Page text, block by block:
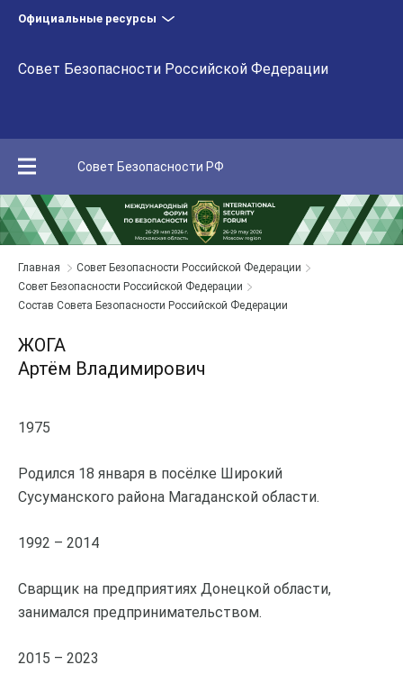
Официальные ресурсы
Совет Безопасности Российской Федерации
Совет Безопасности РФ
Главная
Совет Безопасности Российской Федерации
Совет Безопасности Российской Федерации
Состав Совета Безопасности Российской Федерации
ЖОГА
Артём Владимирович
1975
Родился 18 января в посёлке Широкий
Сусуманского района Магаданской области.
1992 – 2014
Сварщик на предприятиях Донецкой области,
занимался предпринимательством.
2015 – 2023